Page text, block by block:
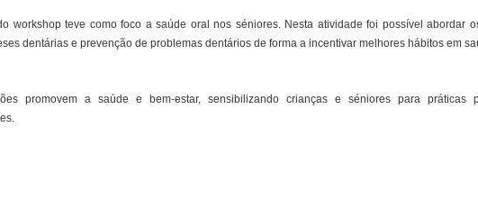
workshop teve como foco a saúde oral nos séniores. Nesta atividade foi possível abordar
dentárias e prevenção de problemas dentários de forma a incentivar melhores hábitos em
promovem a saúde e bem-estar, sensibilizando crianças e séniores para práticas